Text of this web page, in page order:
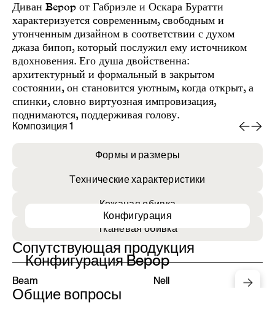
Диван Bepop от Габриэле и Оскара Буратти
характеризуется современным, свободным и
утонченным дизайном в соответствии с духом
джаза бипоп, который послужил ему источником
вдохновения. Его душа двойственна:
архитектурный и формальный в закрытом
состоянии, он становится уютным, когда открыт, а
спинки, словно виртуозная импровизация,
поднимаются, поддерживая голову.
Композиция 1
Формы и размеры
Технические характеристики
Кожаная обивка
Тканевая обивка
Конфигурация Bepop
Конфигурация
Сопутствующая продукция
Beam Nell
Общие вопросы